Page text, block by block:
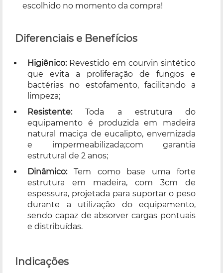
escolhido no momento da compra!
Diferenciais e Benefícios
Higiênico:Revestido em courvin sintético
que evita a proliferação de fungos e
bactérias no estofamento, facilitando a
limpeza;
Resistente:Toda a estrutura do
equipamento é produzida em madeira
natural maciça de eucalipto, envernizada
e impermeabilizada;com garantia
estrutural de 2 anos;
Dinâmico:Tem como base uma forte
estrutura em madeira, com 3cm de
espessura, projetada para suportar o peso
durante a utilização do equipamento,
sendo capaz de absorver cargas pontuais
e distribuídas.
Indicações